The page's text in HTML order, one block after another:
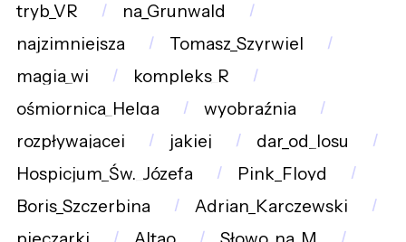
tryb_VR
na_Grunwald
najzimniejsza
Tomasz_Szyrwiel
magia_wi
kompleks_R
ośmiornica_Helga
wyobraźnia
rozpływającej
jakiej
dar_od_losu
Hospicjum_Św._Józefa
Pink_Floyd
Boris_Szczerbina
Adrian_Karczewski